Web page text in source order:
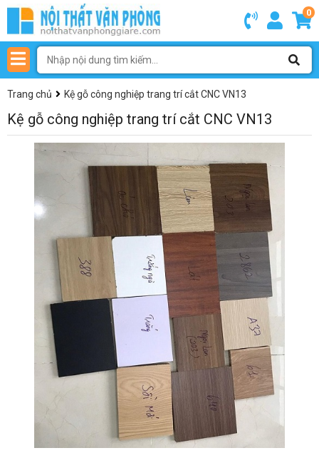
0
Trang chủ Kệ gỗ công nghiệp trang trí cắt CNC VN13
Kệ gỗ công nghiệp trang trí cắt CNC VN13